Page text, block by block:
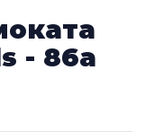
- 86a